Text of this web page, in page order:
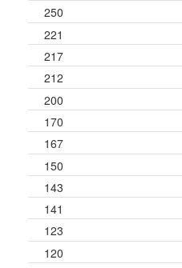
250
221
217
212
200
170
167
150
143
141
123
120